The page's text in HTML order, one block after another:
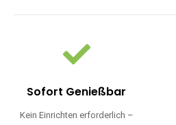
Sofort Genießbar
Kein Einrichten erforderlich –